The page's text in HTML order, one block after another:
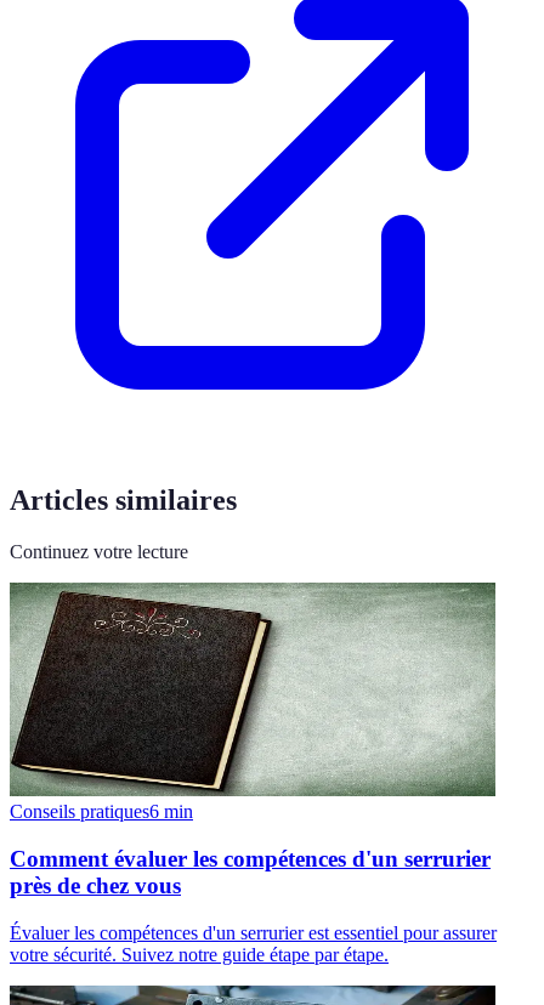
Articles similaires
Continuez votre lecture
Conseils pratiques6 min
Comment évaluer les compétences d'un serrurier
près de chez vous
Évaluer les compétences d'un serrurier est essentiel pour assurer
votre sécurité. Suivez notre guide étape par étape.